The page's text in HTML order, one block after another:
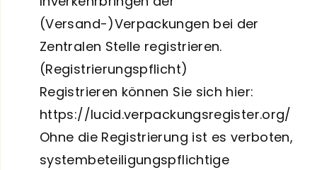
(Versand-)Verpackungen bei der
Zentralen Stelle registrieren.
(Registrierungspflicht)
Registrieren können Sie sich hier:
https://lucid.verpackungsregister.org/
Ohne die Registrierung ist es verboten,
systembeteiligungspflichtige